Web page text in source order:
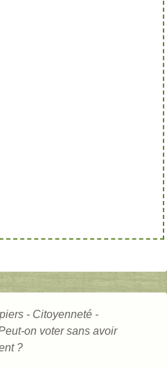
- Citoyenneté -
on voter sans avoir
?